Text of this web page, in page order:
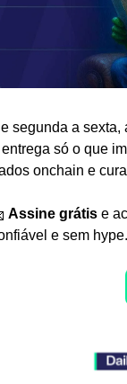
segunda a sexta,
só o que
onchain e
Assine grátis e
e sem hype.